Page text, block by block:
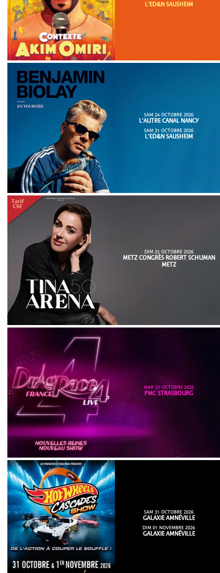
L'ED&N SAUSHEIM
SAM 24 OCTOBRE 2026
L'AUTRE CANAL NANCY
SAM 31 OCTOBRE 2026
L'ED&N SAUSHEIM
DIM 25 OCTOBRE 2026
METZ CONGRÈS ROBERT SCHUMAN
METZ
MAR 27 OCTOBRE 2026
PMC STRASBOURG
SAM 31 OCTOBRE 2026
GALAXIE AMNÉVILLE
DIM 01 NOVEMBRE 2026
GALAXIE AMNÉVILLE